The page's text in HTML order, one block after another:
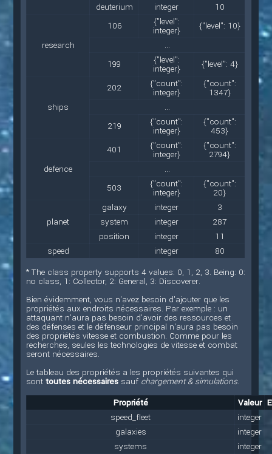
deuterium integer 10
research
106 {"level":
integer}
{"level": 10}
...
199
{"level":
integer} {"level": 4}
ships
202 {"count":
integer}
{"count":
1347}
...
219
{"count":
integer}
{"count":
453}
defence
401 {"count":
integer}
{"count":
2794}
...
503
{"count":
integer}
{"count":
20}
planet
galaxy integer
3
system
integer
287
position
integer
11
speed
integer
80
* The class property supports 4 values: 0, 1, 2, 3. Being: 0:
no class, 1: Collector, 2: General, 3: Discoverer.
Bien évidemment, vous n'avez besoin d'ajouter que les
propriétés aux endroits nécessaires. Par exemple : un
attaquant n'aura pas besoin d'avoir des ressources et
des défenses et le défenseur principal n'aura pas besoin
des propriétés vitesse et combustion. Comme pour les
recherches, seules les technologies de vitesse et combat
seront nécessaires.
Le tableau des propriétés a les propriétés suivantes qui
sonttoutes nécessaires sauf chargement & simulations.
Propriété
Valeur
speed_fleet
integer
galaxies
integer
systems
integer